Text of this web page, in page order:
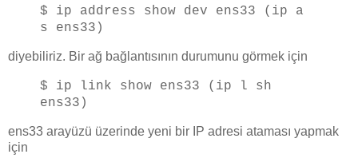
$ ip address show dev ens33 (ip a
s ens33)
diyebiliriz. Bir ağ bağlantısının durumunu görmek için
$ ip link show ens33 (ip l sh
ens33)
ens33 arayüzü üzerinde yeni bir IP adresi ataması yapmak
için